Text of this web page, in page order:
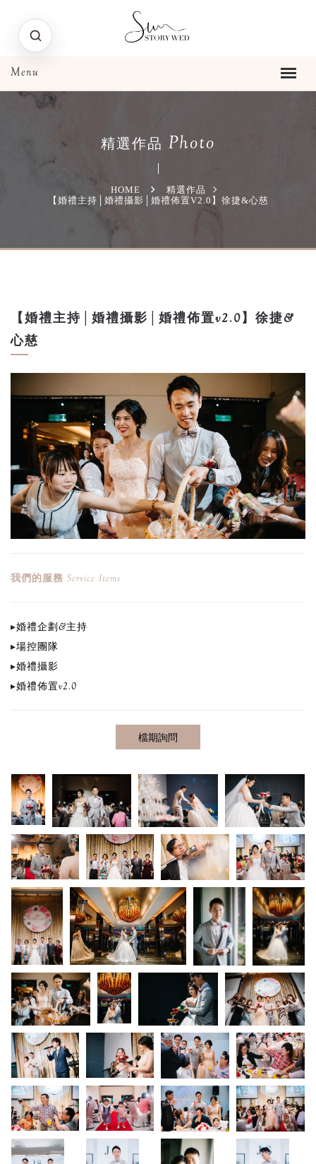
精選作品 Photo
HOME
精選作品
【婚禮主持│婚禮攝影│婚禮佈置V2.0】徐捷&心慈
【婚禮主持│婚禮攝影│婚禮佈置v2.0】徐捷&
心慈
我們的服務 Service Items
▸婚禮企劃&主持
▸場控團隊
▸婚禮攝影
▸婚禮佈置v2.0